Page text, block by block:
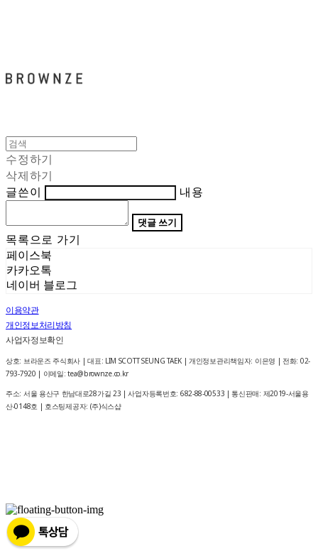
수정하기
삭제하기
글쓴이
내용
댓글 쓰기
목록으로 가기
페이스북
카카오톡
네이버 블로그
이용약관
개인정보처리방침
사업자정보확인
상호: 브라운즈 주식회사 | 대표: LIM SCOTT SEUNG TAEK | 개인정보관리책임자: 이은영 | 전화: 02-
793-7920 | 이메일: tea@brownze.co.kr
주소: 서울 용산구 한남대로28가길 23 | 사업자등록번호: 682-88-00533 | 통신판매: 제2019-서울용
산-0148호 | 호스팅제공자: (주)식스샵